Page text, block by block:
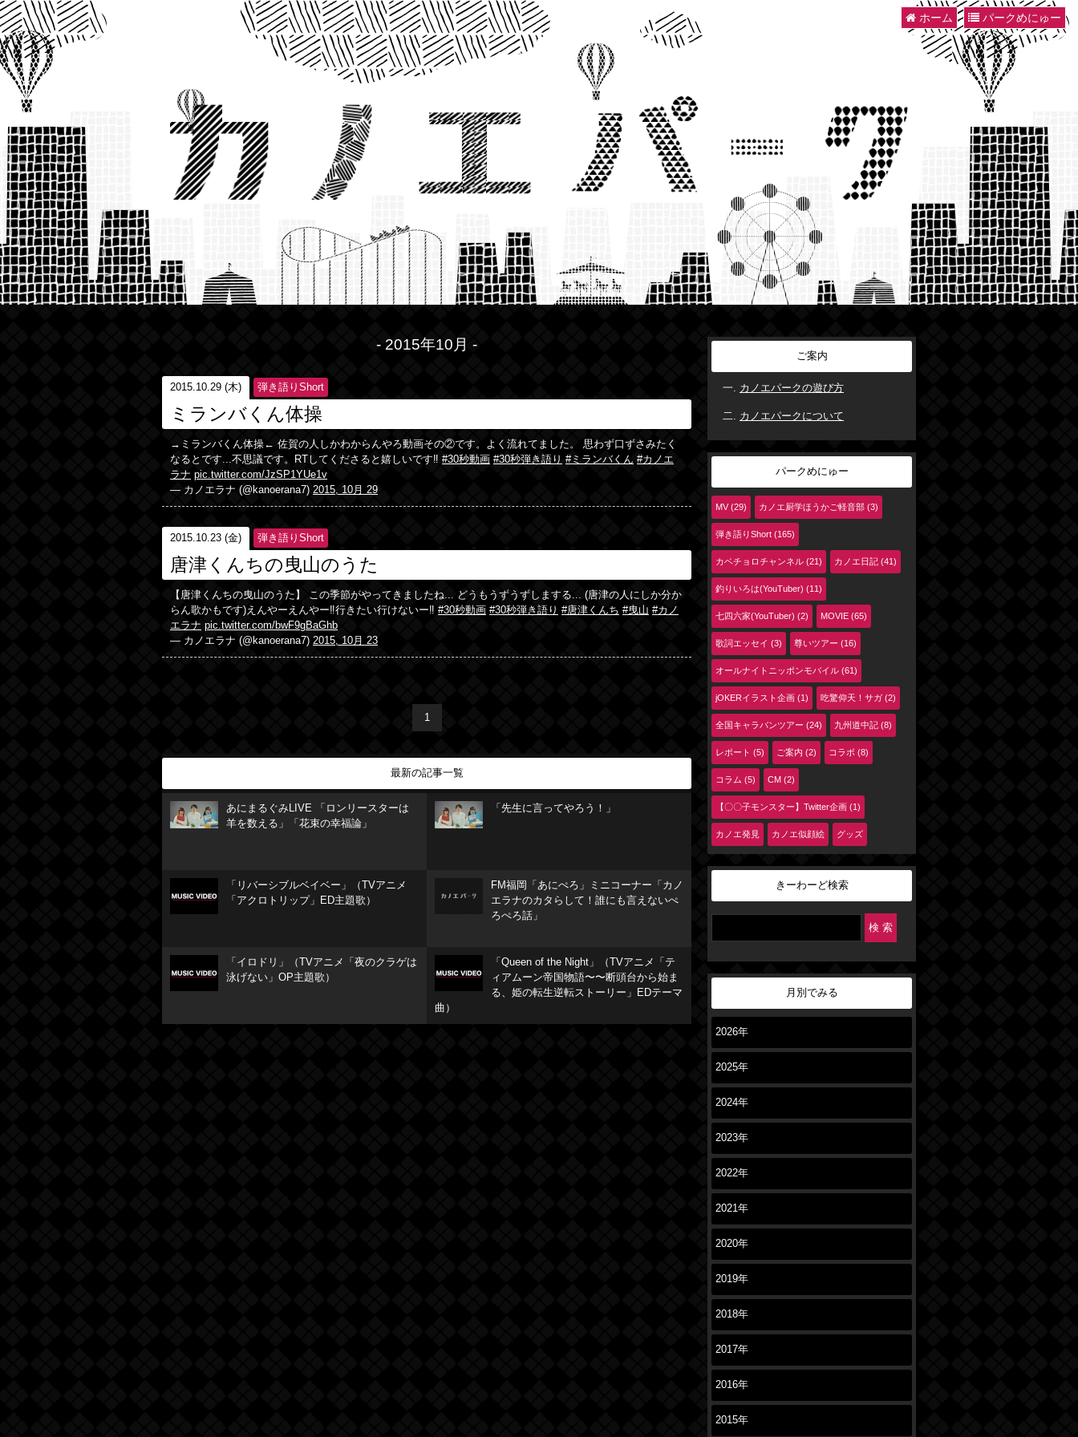
ホーム パークめにゅー
- 2015年10月 -
2015.10.29 (木) 弾き語りShort
ミランバくん体操
→ミランバくん体操← 佐賀の人しかわからんやろ動画その②です。よく流れてました。 思わず口ずさみたく
なるとです...不思議です。RTしてくださると嬉しいです‼︎ #30秒動画 #30秒弾き語り #ミランバくん #カノエ
ラナ pic.twitter.com/JzSP1YUe1v
— カノエラナ (@kanoerana7) 2015, 10月 29
2015.10.23 (金) 弾き語りShort
唐津くんちの曳山のうた
【唐津くんちの曳山のうた】 この季節がやってきましたね... どうもうずうずしまする... (唐津の人にしか分か
らん歌かもです)えんやーえんやー‼︎行きたい行けないー‼︎ #30秒動画 #30秒弾き語り #唐津くんち #曳山 #カノ
エラナ pic.twitter.com/bwF9gBaGhb
— カノエラナ (@kanoerana7) 2015, 10月 23
1
最新の記事一覧
あにまるぐみLIVE 「ロンリースターは
羊を数える」「花束の幸福論」
「先生に言ってやろう！」
「リバーシブルベイベー」（TVアニメ
「アクロトリップ」ED主題歌）
FM福岡「あにぺろ」ミニコーナー「カノ
エラナのカタらして！誰にも言えないぺ
ろぺろ話」
「イロドリ」（TVアニメ「夜のクラゲは
泳げない」OP主題歌）
「Queen of the Night」（TVアニメ「テ
ィアムーン帝国物語〜〜断頭台から始ま
る、姫の転生逆転ストーリー」EDテーマ
曲）
ご案内
カノエパークの遊び方
カノエパークについて
パークめにゅー
MV (29) カノエ厨学ほうかご軽音部 (3)
弾き語りShort (165)
カベチョロチャンネル (21) カノエ日記 (41)
釣りいろは(YouTuber) (11)
七四六家(YouTuber) (2) MOVIE (65)
歌詞エッセイ (3) 尊いツアー (16)
オールナイトニッポンモバイル (61)
jOKERイラスト企画 (1) 吃驚仰天！サガ (2)
全国キャラバンツアー (24) 九州道中記 (8)
レポート (5) ご案内 (2) コラボ (8)
コラム (5) CM (2)
【〇〇子モンスター】Twitter企画 (1)
カノエ発見 カノエ似顔絵 グッズ
きーわーど検索
月別でみる
2026年
2025年
2024年
2023年
2022年
2021年
2020年
2019年
2018年
2017年
2016年
2015年